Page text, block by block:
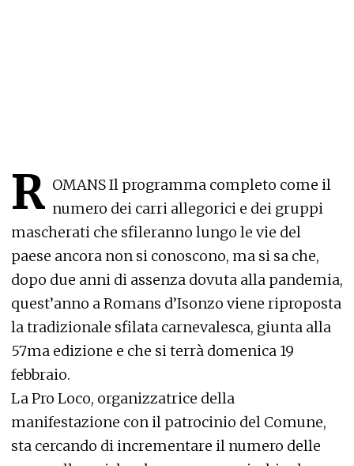
R OMANSIl programma completo come il
numero dei carri allegorici e dei gruppi
mascherati che sfileranno lungo le vie del
paese ancora non si conoscono, ma si sa che,
dopo due anni di assenza dovuta alla pandemia,
quest’anno a Romans d’Isonzo viene riproposta
la tradizionale sfilata carnevalesca, giunta alla
57ma edizione e che si terrà domenica 19
febbraio.
La Pro Loco, organizzatrice della
manifestazione con il patrocinio del Comune,
sta cercando di incrementare il numero delle